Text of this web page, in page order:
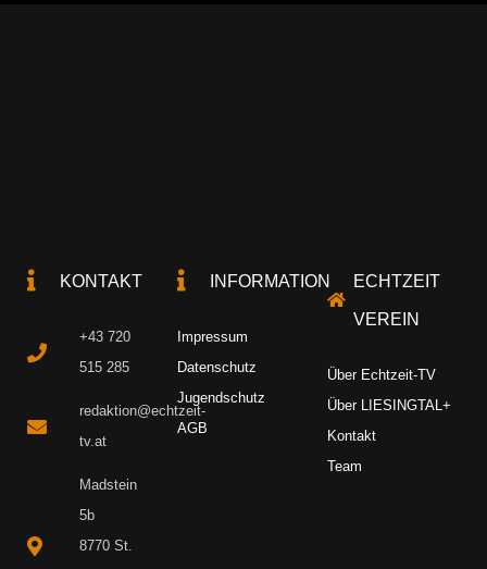
KONTAKT
+43 720
515 285
redaktion@echtzeit-
tv.at
Madstein
5b
8770 St.
INFORMATION
Impressum
Datenschutz
Jugendschutz
AGB
ECHTZEIT
VEREIN
Über Echtzeit-TV
Über LIESINGTAL+
Kontakt
Team